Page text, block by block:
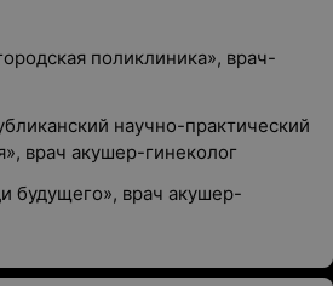
поликлиника», врач-
научно-практический
врач акушер-гинеколог
будущего», врач акушер-